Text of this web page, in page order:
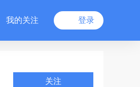
我的关注 登录
关注